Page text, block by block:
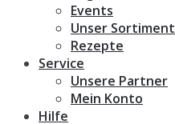
Events
Unser Sortiment
Rezepte
Service
Unsere Partner
Mein Konto
Hilfe